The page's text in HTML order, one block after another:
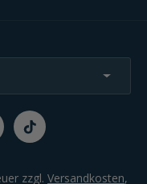
zzgl. Versandkosten,